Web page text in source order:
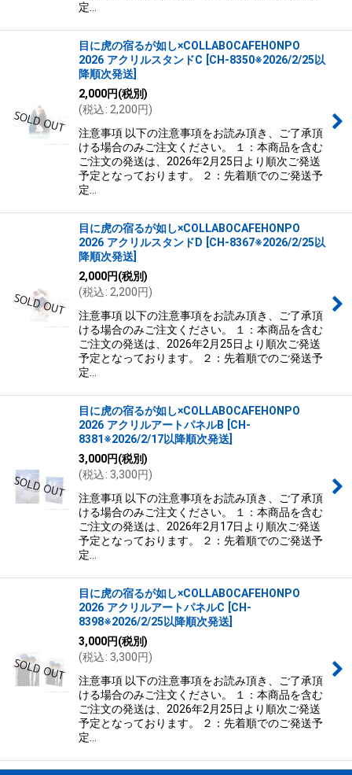
定…
目に虎の宿るが如し×COLLABOCAFEHONPO
2026 アクリルスタンドC
CH-8350※2026/2/25以
降順次発送
2,000円(税別)
(税込: 2,200円)
注意事項 以下の注意事項をお読み頂き、ご了承頂
ける場合のみご注文ください。 １：本商品を含む
ご注文の発送は、2026年2月25日より順次ご発送
予定となっております。 ２：先着順でのご発送予
定…
目に虎の宿るが如し×COLLABOCAFEHONPO
2026 アクリルスタンドD
CH-8367※2026/2/25以
降順次発送
2,000円(税別)
(税込: 2,200円)
注意事項 以下の注意事項をお読み頂き、ご了承頂
ける場合のみご注文ください。 １：本商品を含む
ご注文の発送は、2026年2月25日より順次ご発送
予定となっております。 ２：先着順でのご発送予
定…
目に虎の宿るが如し×COLLABOCAFEHONPO
2026 アクリルアートパネルB
CH-
8381※2026/2/17以降順次発送
3,000円(税別)
(税込: 3,300円)
注意事項 以下の注意事項をお読み頂き、ご了承頂
ける場合のみご注文ください。 １：本商品を含む
ご注文の発送は、2026年2月17日より順次ご発送
予定となっております。 ２：先着順でのご発送予
定…
目に虎の宿るが如し×COLLABOCAFEHONPO
2026 アクリルアートパネルC
CH-
8398※2026/2/25以降順次発送
3,000円(税別)
(税込: 3,300円)
注意事項 以下の注意事項をお読み頂き、ご了承頂
ける場合のみご注文ください。 １：本商品を含む
ご注文の発送は、2026年2月25日より順次ご発送
予定となっております。 ２：先着順でのご発送予
定…